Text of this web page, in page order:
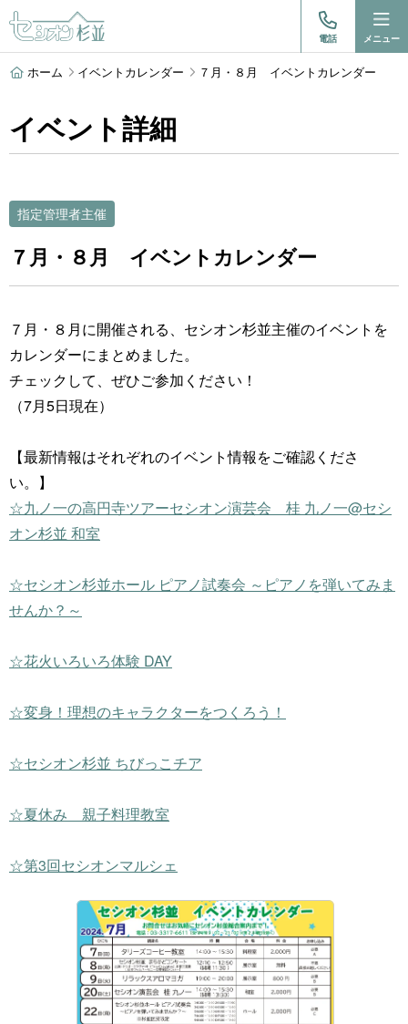
電話 メニュー
ホーム イベントカレンダー ７月・８月 イベントカレンダー
イベント詳細
指定管理者主催
７月・８月 イベントカレンダー
７月・８月に開催される、セシオン杉並主催のイベントを
カレンダーにまとめました。
チェックして、ぜひご参加ください！
（7月5日現在）
【最新情報はそれぞれのイベント情報をご確認くださ
い。】
☆九ノ一の高円寺ツアーセシオン演芸会 桂 九ノ一@セシ
オン杉並 和室
☆セシオン杉並ホール ピアノ試奏会 ～ピアノを弾いてみま
せんか？～
☆花火いろいろ体験 DAY
☆変身！理想のキャラクターをつくろう！
☆セシオン杉並 ちびっこチア
☆夏休み 親子料理教室
☆第3回セシオンマルシェ